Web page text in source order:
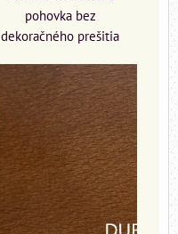
pohovka bez
dekoračného prešitia